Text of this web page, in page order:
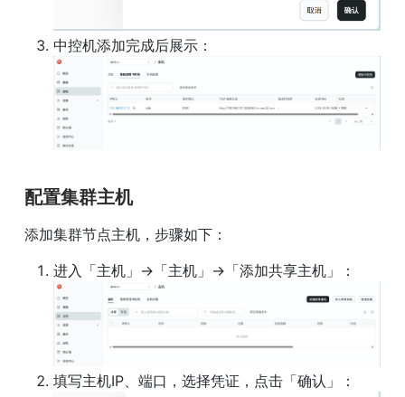
配置集群主机
添加集群节点主机，步骤如下：